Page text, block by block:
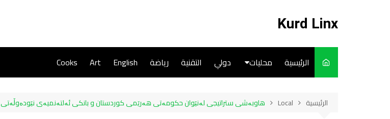
Kurd Linx
الرئيسية محليات دولي التقنية رياضة English
Art
Cooks
الرئيسية Local هاوبەشی ستراتیجی لەنێوان حکومەتی هەرێمی کوردستان و بانکی ئەلتەنمیەی نێودەوڵەتی